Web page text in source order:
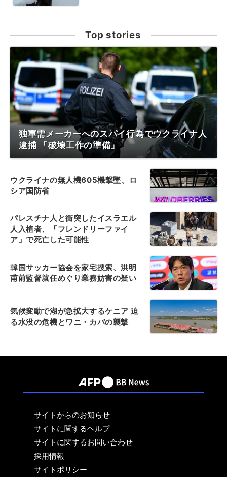
Top stories
独軍需メーカーへのスパイ行為でウクライナ人
逮捕 「破壊工作の準備」
ウクライナの無人機605機撃墜、ロ
シア国防省
パレスチナ人と衝突したイスラエル
人入植者、「フレンドリーファイ
ア」で死亡した可能性
韓国サッカー協会を家宅捜索、洪明
甫前監督就任めぐり業務妨害の疑い
気候変動で湖が急拡大するケニア 迫
る水没の危機とワニ・カバの襲撃
サイトからのお知らせ
サイトに関するヘルプ
サイトに関するお問い合わせ
採用情報
サイトポリシー